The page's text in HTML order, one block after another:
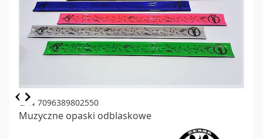
Item
1
EAN 7096389802550
Muzyczne opaski odblaskowe